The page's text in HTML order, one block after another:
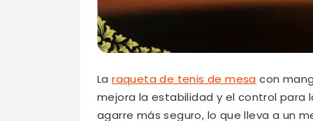
Laraqueta de tenis de mesa con
mejora la estabilidad y el control para
agarre más seguro, lo que lleva a un